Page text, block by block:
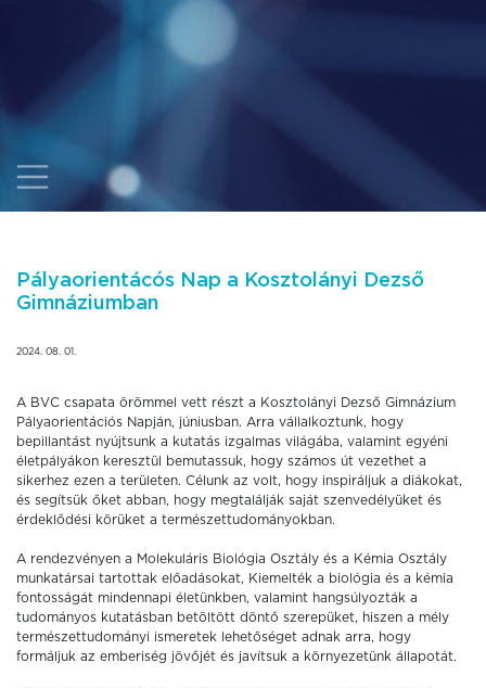
Pályaorientácós Nap a Kosztolányi Dezső
Gimnáziumban
2024. 08. 01.
A BVC csapata örömmel vett részt a Kosztolányi Dezső Gimnázium
Pályaorientációs Napján, júniusban. Arra vállalkoztunk, hogy
bepillantást nyújtsunk a kutatás izgalmas világába, valamint egyéni
életpályákon keresztül bemutassuk, hogy számos út vezethet a
sikerhez ezen a területen. Célunk az volt, hogy inspiráljuk a diákokat,
és segítsük őket abban, hogy megtalálják saját szenvedélyüket és
érdeklődési körüket a természettudományokban.
A rendezvényen a Molekuláris Biológia Osztály és a Kémia Osztály
munkatársai tartottak előadásokat, Kiemelték a biológia és a kémia
fontosságát mindennapi életünkben, valamint hangsúlyozták a
tudományos kutatásban betöltött döntő szerepüket, hiszen a mély
természettudományi ismeretek lehetőséget adnak arra, hogy
formáljuk az emberiség jövőjét és javítsuk a környezetünk állapotát.